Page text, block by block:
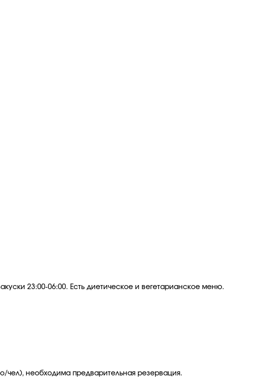
23:00-06:00. Есть диетическое и вегетарианское меню.
чел), необходима предварительная резервация.